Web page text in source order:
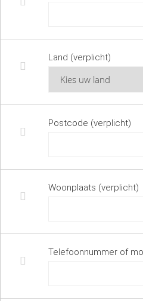
Land (verplicht)
Postcode (verplicht)
Woonplaats (verplicht)
Telefoonnummer of